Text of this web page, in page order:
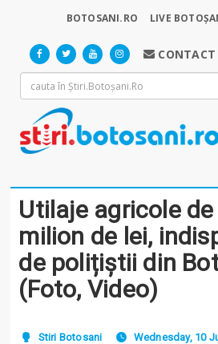
BOTOSANI.RO LIVE
CONTACT
Utilaje agricole
milion de lei,
de polițiștii din
(Foto, Video)
Stiri Botosani
Wednesday, 10